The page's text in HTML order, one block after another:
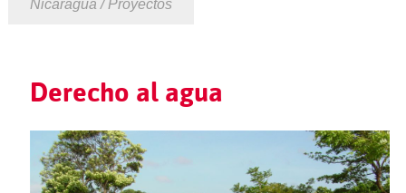
Nicaragua / Proyectos
Derecho al agua